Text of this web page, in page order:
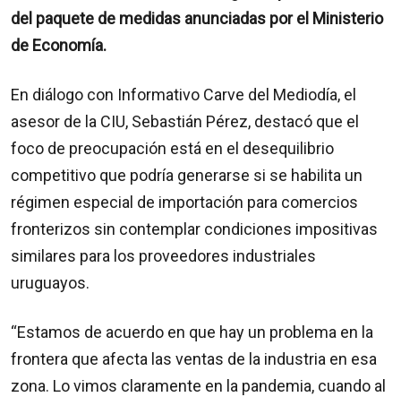
del paquete de medidas anunciadas por el Ministerio
de Economía.
En diálogo con Informativo Carve del Mediodía, el
asesor de la CIU, Sebastián Pérez, destacó que el
foco de preocupación está en el desequilibrio
competitivo que podría generarse si se habilita un
régimen especial de importación para comercios
fronterizos sin contemplar condiciones impositivas
similares para los proveedores industriales
uruguayos.
“Estamos de acuerdo en que hay un problema en la
frontera que afecta las ventas de la industria en esa
zona. Lo vimos claramente en la pandemia, cuando al